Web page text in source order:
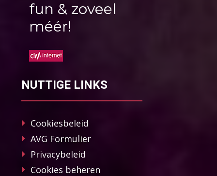
fun & zoveel
méér!
NUTTIGE LINKS
Cookiesbeleid
AVG Formulier
Privacybeleid
Cookies beheren